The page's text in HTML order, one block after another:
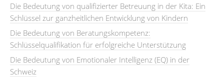
Die Bedeutung von qualifizierter Betreuung in der Kita: Ein
Schlüssel zur ganzheitlichen Entwicklung von Kindern
Die Bedeutung von Beratungskompetenz:
Schlüsselqualifikation für erfolgreiche Unterstützung
Die Bedeutung von Emotionaler Intelligenz (EQ) in der
Schweiz